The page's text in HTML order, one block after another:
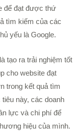
để đạt được thứ
tìm kiếm của các
yếu là Google.
tạo ra trải nghiệm tốt
cho website đạt
trong kết quả tìm
này, các doanh
lực và chi phí để
hiệu của mình.